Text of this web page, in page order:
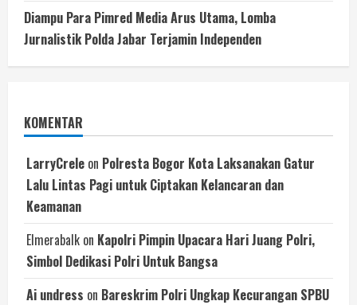
Diampu Para Pimred Media Arus Utama, Lomba
Jurnalistik Polda Jabar Terjamin Independen
KOMENTAR
LarryCrele on Polresta Bogor Kota Laksanakan Gatur
Lalu Lintas Pagi untuk Ciptakan Kelancaran dan
Keamanan
Elmerabalk on Kapolri Pimpin Upacara Hari Juang Polri,
Simbol Dedikasi Polri Untuk Bangsa
Ai undress on Bareskrim Polri Ungkap Kecurangan SPBU